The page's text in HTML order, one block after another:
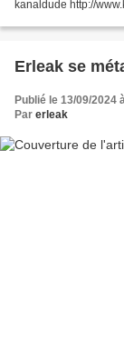
kanaldude http://
Erleak se
Publié le 13/09/2024
Par erleak